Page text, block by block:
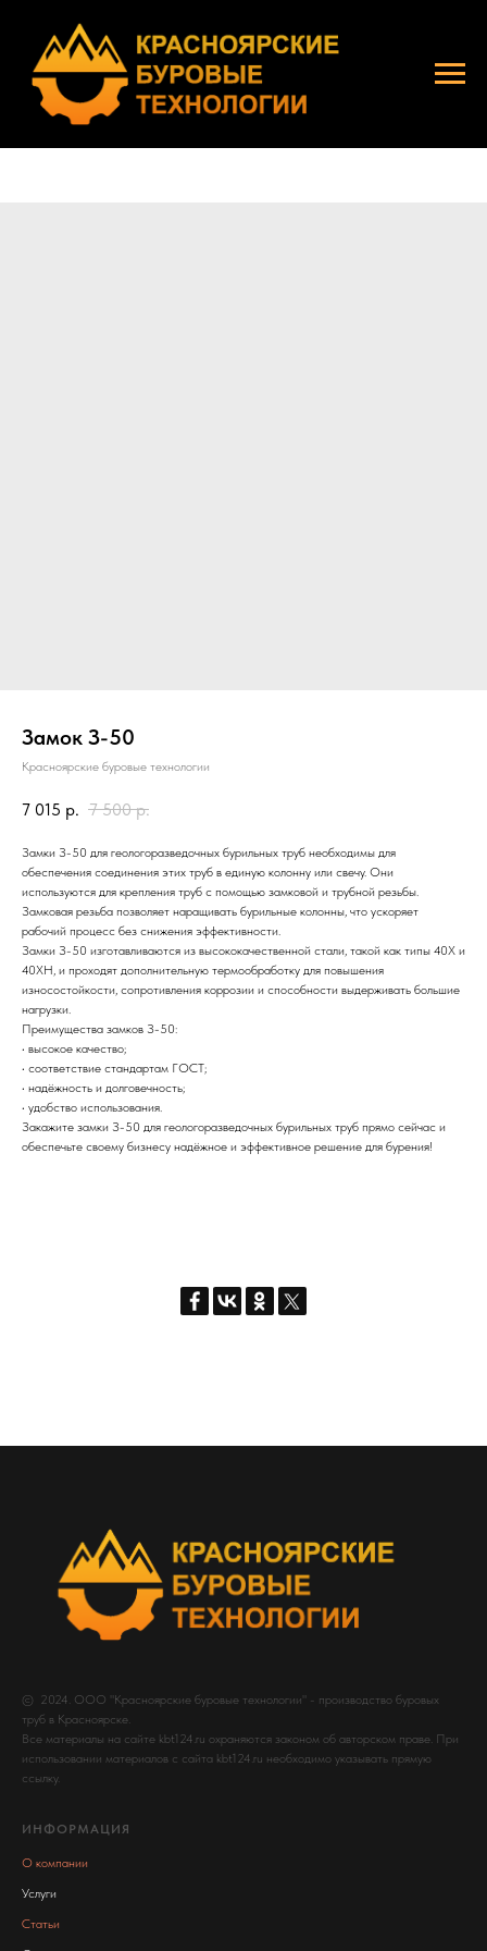
Замок З-50
Красноярские буровые технологии
7 015 р. 7 500 р.
Замки З-50 для геологоразведочных бурильных труб необходимы для
обеспечения соединения этих труб в единую колонну или свечу. Они
используются для крепления труб с помощью замковой и трубной резьбы.
Замковая резьба позволяет наращивать бурильные колонны, что ускоряет
рабочий процесс без снижения эффективности.
Замки З-50 изготавливаются из высококачественной стали, такой как типы 40Х и
40ХН, и проходят дополнительную термообработку для повышения
износостойкости, сопротивления коррозии и способности выдерживать большие
нагрузки.
Преимущества замков З-50:
• высокое качество;
• соответствие стандартам ГОСТ;
• надёжность и долговечность;
• удобство использования.
Закажите замки З-50 для геологоразведочных бурильных труб прямо сейчас и
обеспечьте своему бизнесу надёжное и эффективное решение для бурения!
© 2024. ООО "Красноярские буровые технологии" - производство буровых
труб в Красноярске.
Все материалы на сайте kbt124.ru охраняются законом об авторском праве. При
использовании материалов с сайта kbt124.ru необходимо указывать прямую
ссылку.
ИНФОРМАЦИЯ
О компании
Услуги
Статьи